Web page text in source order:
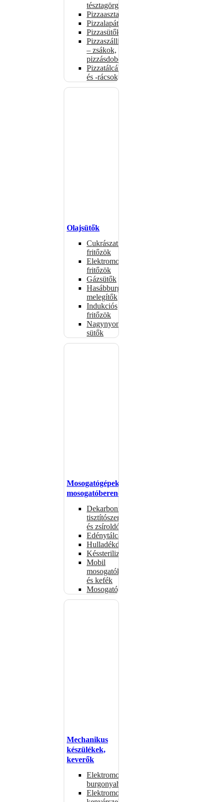
tésztagörgők
Pizzaasztalok
Pizzalapátok
Pizzasütők
Pizzaszállítás
– zsákok,
pizzásdobozok
Pizzatálcák
és -rácsok
Olajsütők
Cukrászati
fritőzök
Elektromos
fritőzök
Gázsütők
Hasábburgonya
melegítők
Indukciós
fritőzök
Nagynyomású
sütők
Mosogatógépek,
mosogatóberendezések
Dekarbonizáló
tisztítószerek
és zsíroldók
Edénytálcák
Hulladékdarálók
Késsterilizátorok
Mobil
mosogatók
és kefék
Mosogatógépkosarak
Mechanikus
készülékek,
keverők
Elektromos
burgonyahámozók
Elektromos